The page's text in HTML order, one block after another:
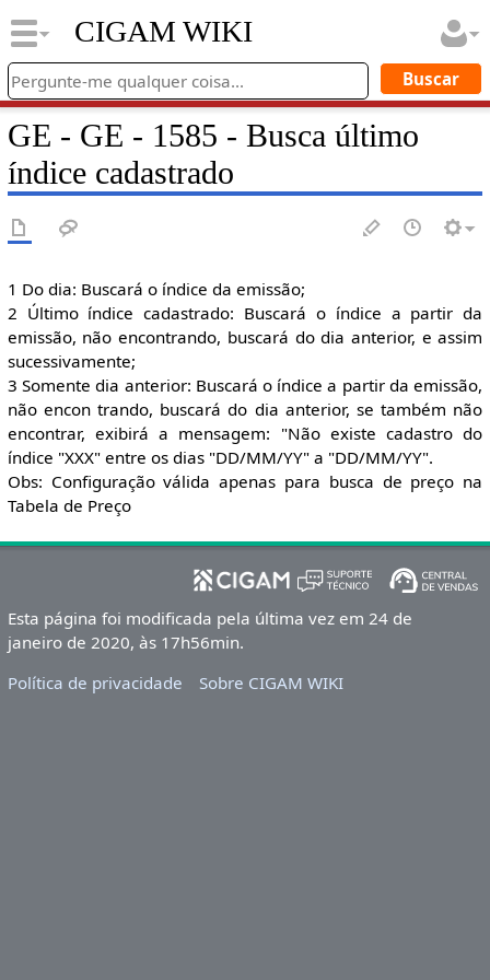
CIGAM WIKI
GE - GE - 1585 - Busca último
índice cadastrado
1 Do dia: Buscará o índice da emissão;
2 Último índice cadastrado: Buscará o índice a partir da
emissão, não encontrando, buscará do dia anterior, e assim
sucessivamente;
3 Somente dia anterior: Buscará o índice a partir da emissão,
não encon trando, buscará do dia anterior, se também não
encontrar, exibirá a mensagem: "Não existe cadastro do
índice "XXX" entre os dias "DD/MM/YY" a "DD/MM/YY".
Obs: Configuração válida apenas para busca de preço na
Tabela de Preço
Esta página foi modificada pela última vez em 24 de
janeiro de 2020, às 17h56min.
Política de privacidade
Sobre CIGAM WIKI